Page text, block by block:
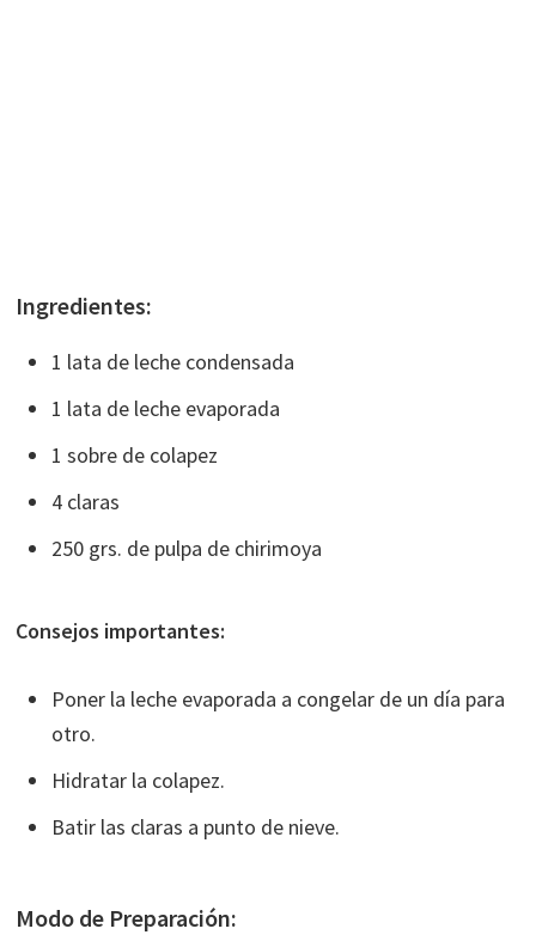
Ingredientes:
1 lata de leche condensada
1 lata de leche evaporada
1 sobre de colapez
4 claras
250 grs. de pulpa de chirimoya
Consejos importantes:
Poner la leche evaporada a congelar de un día para
otro.
Hidratar la colapez.
Batir las claras a punto de nieve.
Modo de Preparación: